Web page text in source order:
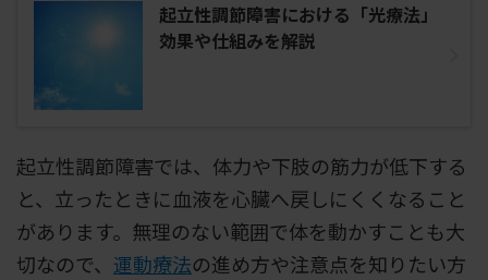
起立性調節障害における「光療法」
効果や仕組みを解説
起立性調節障害では、体力や下肢の筋力が低下する
と、立ったときに血液を心臓へ戻しにくくなること
があります。無理のない範囲で体を動かすことも大
切なので、 運動療法の進め方や注意点を知りたい方